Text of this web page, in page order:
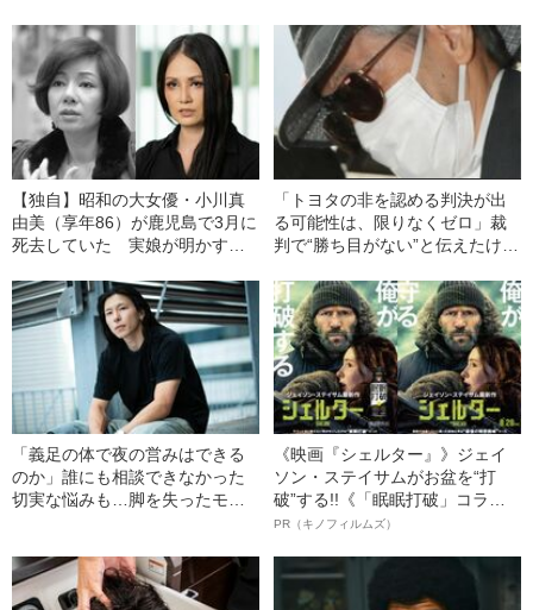
出【1名逮捕】
【独自】昭和の大女優・小川真
由美（享年86）が鹿児島で3月に
死去していた 実娘が明かす
「トヨタの非を認める判決が出
る可能性は、限りなくゼロ」裁
判で“勝ち目がない”と伝えたけれ
幸三を説得できなかった「長男
の葛藤」
「義足の体で夜の営みはできる
のか」誰にも相談できなかった
切実な悩みも…脚を失ったモデ
《映画『シェルター』》ジェイ
ソン・ステイサムがお盆を“打
破”する!!《「眠眠打破」コラ
ボ》
PR（キノフィルムズ）